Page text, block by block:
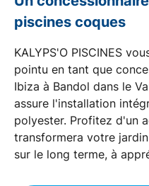
piscines coques
KALYPS'O PISCINES
pointu en tant que
Ibiza à Bandol dans le
assure l'installation
polyester. Profitez d'un
transformera votre
sur le long terme, à